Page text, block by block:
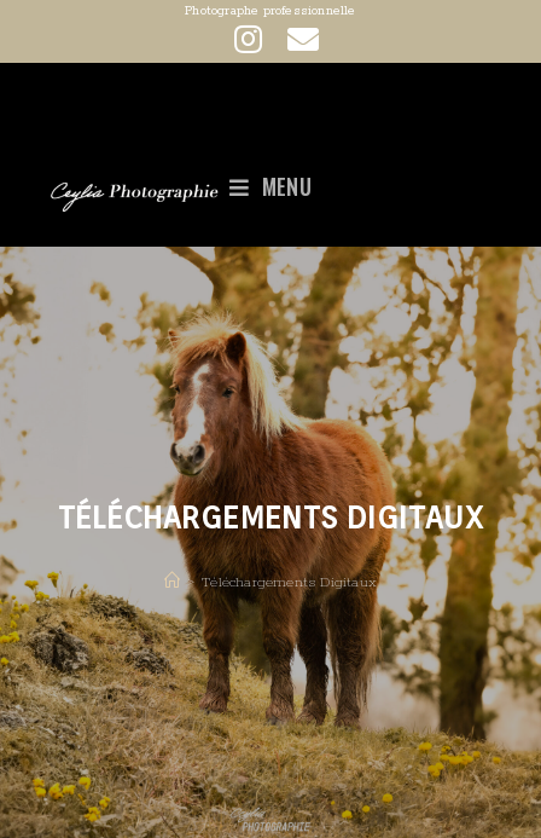
Photographe professionnelle
MENU
TÉLÉCHARGEMENTS DIGITAUX
> Téléchargements Digitaux